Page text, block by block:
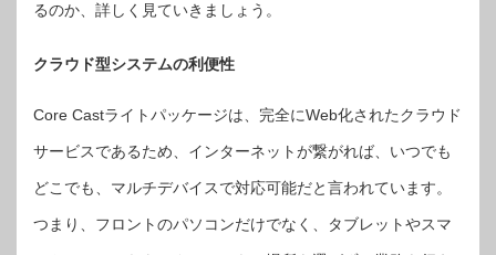
るのか、詳しく見ていきましょう。
クラウド型システムの利便性
Core Castライトパッケージは、完全にWeb化されたクラウド
サービスであるため、インターネットが繋がれば、いつでも
どこでも、マルチデバイスで対応可能だと言われています。
つまり、フロントのパソコンだけでなく、タブレットやスマ